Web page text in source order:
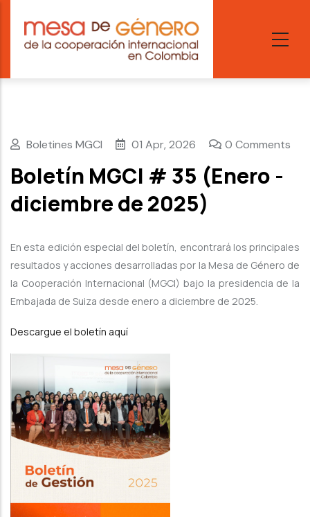
main
content
Boletines MGCI 01 Apr, 2026 0 Comments
Boletín MGCI # 35 (Enero -
diciembre de 2025)
En esta edición especial del boletín, encontrará los principales
resultados y acciones desarrolladas por la Mesa de Género de
la Cooperación Internacional (MGCI) bajo la presidencia de la
Embajada de Suiza desde enero a diciembre de 2025.
Descargue el boletín aquí